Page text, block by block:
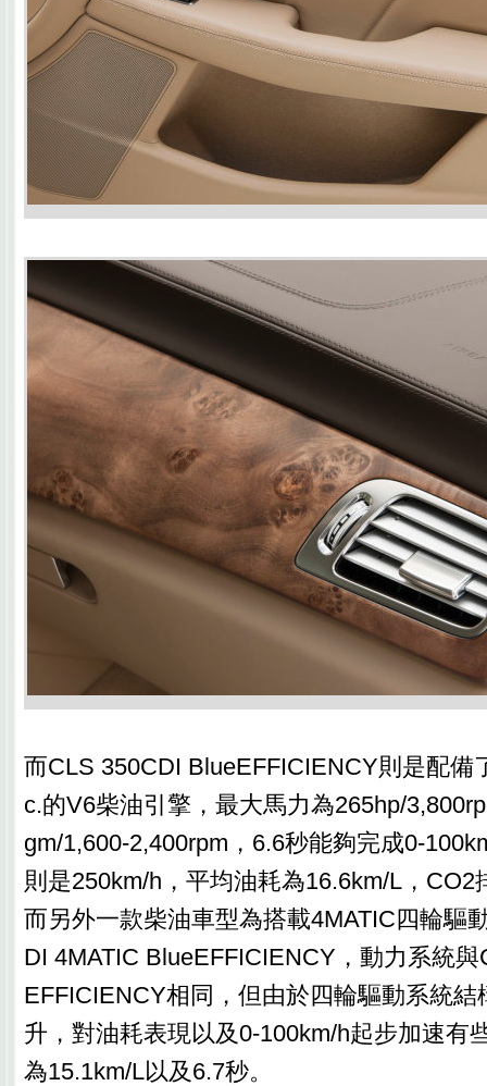
而CLS 350CDI BlueEFFICIENCY則是配備
c.的V6柴油引擎，最大馬力為265hp/
gm/1,600-2,400rpm，6.6秒能夠完成0-
則是250km/h，平均油耗為16.6km/L，CO2
而另外一款柴油車型為搭載4MATIC四輪驅
DI 4MATIC BlueEFFICIENCY，動力系統
EFFICIENCY相同，但由於四輪驅動系統結
升，對油耗表現以及0-100km/h起步加速有
為15.1km/L以及6.7秒。